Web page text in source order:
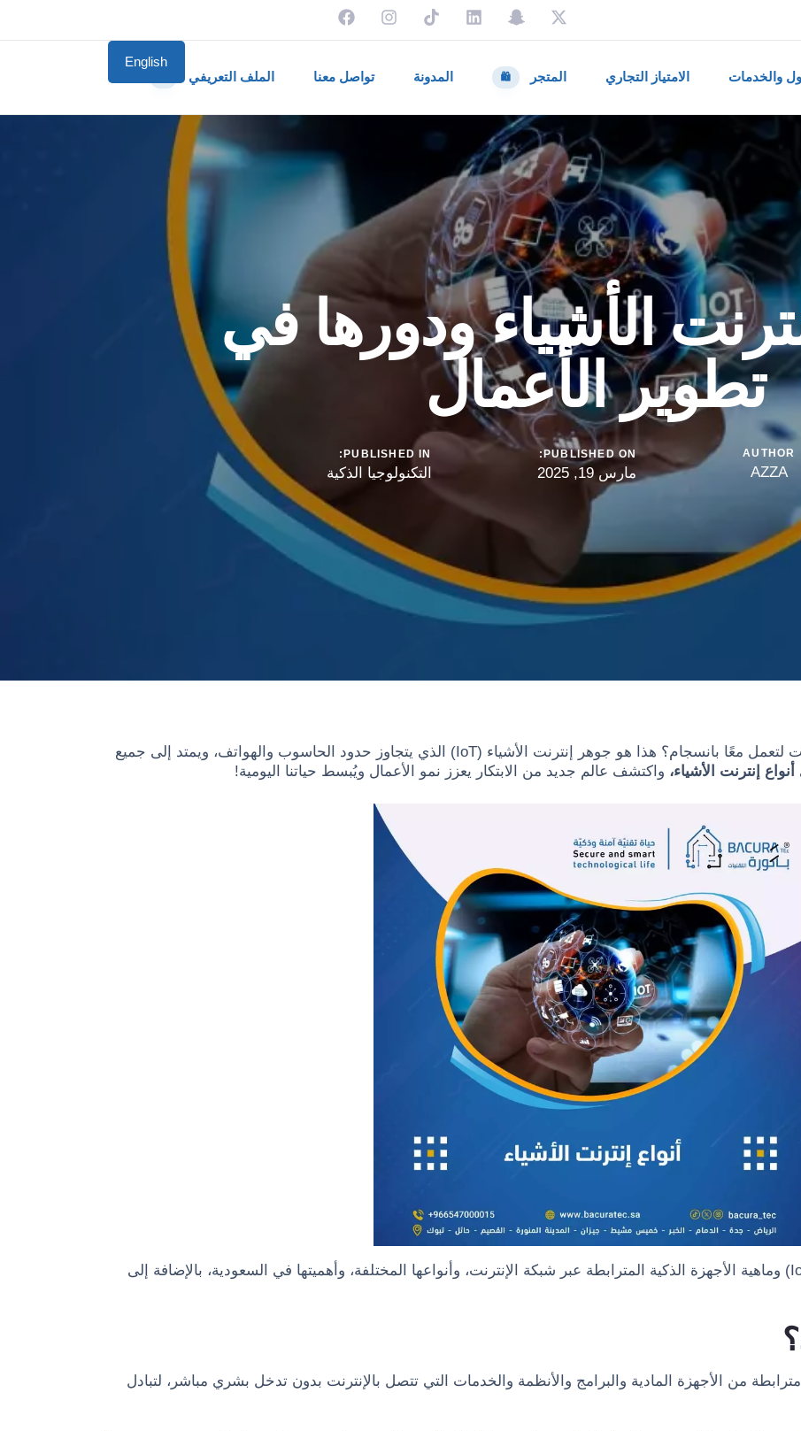
والخدمات الامتياز التجاري المتجر 🛍️ المدونة تواصل معنا الملف التعريفي
English
الأشياء ودورها في
تطوير الأعمال
AUTHOR
AZZA
PUBLISHED ON:
مارس 19, 2025
PUBLISHED IN:
التكنولوجيا الذكية
هل تتخيل عالمًا تتصل فيه أجهزتك اليومية بالإنترنت لتعمل معًا بانسجام؟ هذا هو جوهر إنترنت الأشياء (IoT) الذي يتجاوز حدود الحاسوب والهواتف، ويمتد إلى جميع
أنواع إنترنت الأشياء، واكتشف عالم جديد من الابتكار يعزز نمو الأعمال ويُبسط حياتنا اليومية!
في هذا المقال سنتناول مفهوم إنترنت الأشياء (IoT) وماهية الأجهزة الذكية المترابطة عبر شبكة الإنترنت، وأنواعها المختلفة، وأهميتها في السعودية، بالإضافة إلى
من الأجهزة المادية والبرامج والأنظمة والخدمات التي تتصل بالإنترنت بدون تدخل بشري مباشر، لتبادل